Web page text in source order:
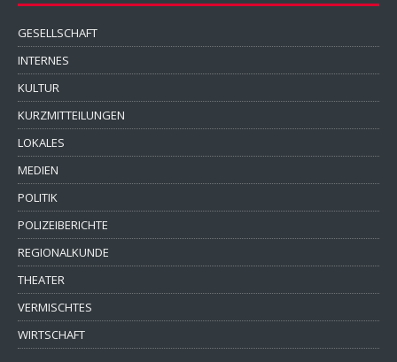
GESELLSCHAFT
INTERNES
KULTUR
KURZMITTEILUNGEN
LOKALES
MEDIEN
POLITIK
POLIZEIBERICHTE
REGIONALKUNDE
THEATER
VERMISCHTES
WIRTSCHAFT